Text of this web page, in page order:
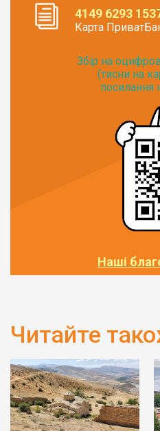
4149 6293
Карта
Збір на
(тисни на
посилання
Наші
Читайте